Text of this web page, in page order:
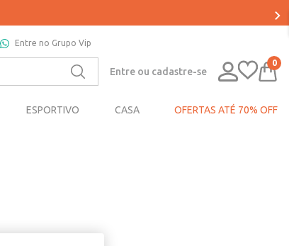
Entre no Grupo Vip
Entre ou cadastre-se
0
ESPORTIVO CASA OFERTAS ATÉ 70% OFF